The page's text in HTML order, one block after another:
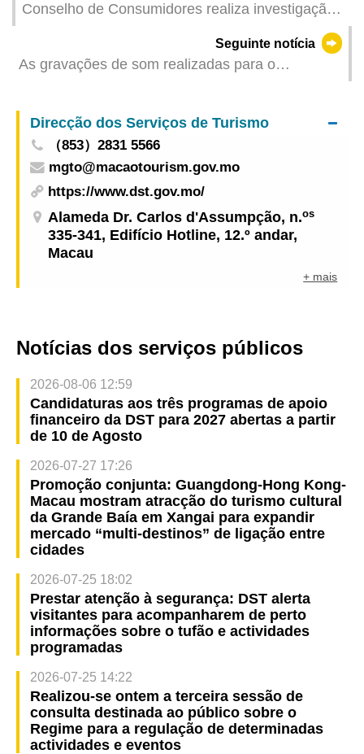
Conselho de Consumidores realiza investigação
refrigerados e ovos pré-embaladosSeguinte notícia
As gravações de som realizadas para o
defesa
Direcção dos Serviços de Turismo
（853）2831 5566
mgto@macaotourism.gov.mo
https://www.dst.gov.mo/
Alameda Dr. Carlos d'Assumpção, n.os
335-341, Edifício Hotline, 12.º andar,
Macau
+ mais
Notícias dos serviços públicos
2026-08-06 12:59
Candidaturas aos três programas de apoio
financeiro da DST para 2027 abertas a partir
de 10 de Agosto
2026-07-27 17:26
Promoção conjunta: Guangdong-Hong Kong-
Macau mostram atracção do turismo cultural
da Grande Baía em Xangai para expandir
mercado “multi-destinos” de ligação entre
cidades
2026-07-25 18:02
Prestar atenção à segurança: DST alerta
visitantes para acompanharem de perto
informações sobre o tufão e actividades
programadas
2026-07-25 14:22
Realizou-se ontem a terceira sessão de
consulta destinada ao público sobre o
Regime para a regulação de determinadas
actividades e eventos